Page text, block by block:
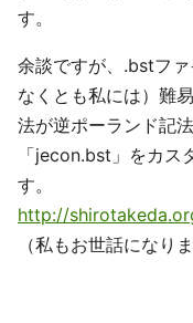
す。
余談ですが、.bstフ
なくとも私には）難
法が逆ポーランド記
「jecon.bst」をカス
す。
http://
（私もお世話になり